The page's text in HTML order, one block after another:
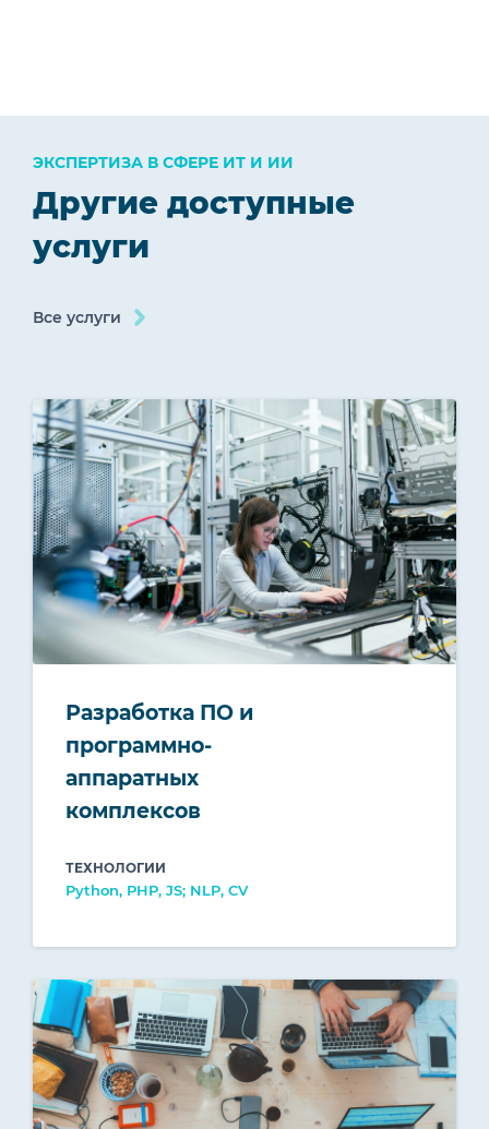
Другие доступные
услуги
ЭКСПЕРТИЗА В СФЕРЕ ИТ И ИИ
Все услуги
Разработка ПО и
программно-
аппаратных
комплексов
ТЕХНОЛОГИИ
Python, PHP, JS; NLP, CV